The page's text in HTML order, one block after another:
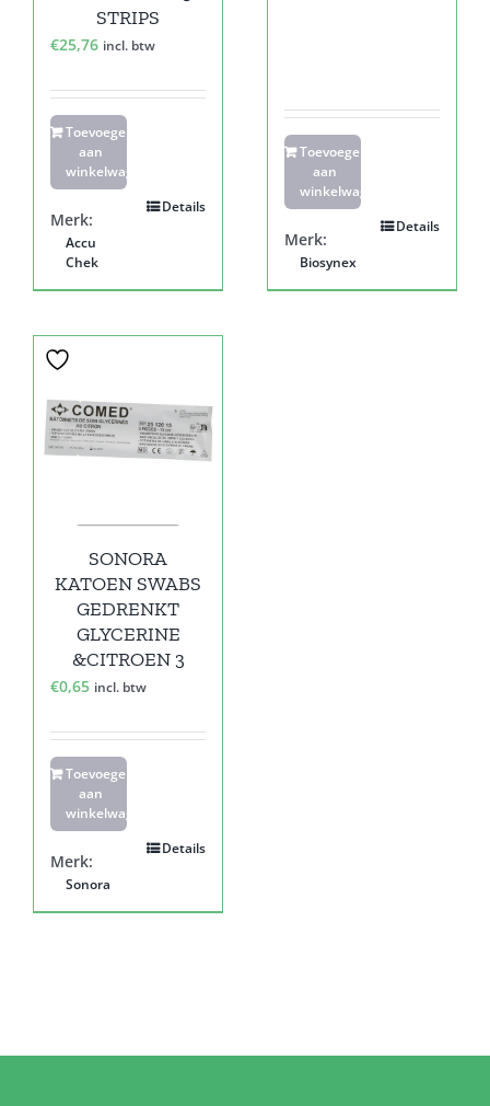
STRIPS
€25,76 incl. btw
Toevoegen
aan
winkelwagen
Details
Merk:
Accu
Chek
Toevoegen
aan
winkelwagen
Details
Merk:
Biosynex
SONORA
KATOEN SWABS
GEDRENKT
GLYCERINE
&CITROEN 3
€0,65 incl. btw
Toevoegen
aan
winkelwagen
Details
Merk:
Sonora